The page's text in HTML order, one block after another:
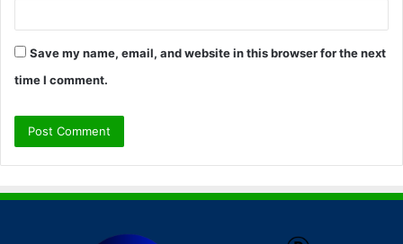
Save my name, email, and website in this browser for the next
time I comment.